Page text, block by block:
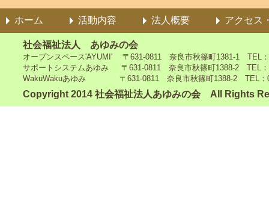
ホーム 活動内容 法人概要 アクセス
社会福祉法人 あゆみの会
オープンスペース'AYUMI' 〒631-0811 奈良市秋篠町1381-1 TEL
サポートシステムあゆみ 〒631-0811 奈良市秋篠町1388-2 TEL：
WakuWakuあゆみ 〒631-0811 奈良市秋篠町1388-2 TEL：
Copyright 2014 社会福祉法人あゆみの会 All Rights